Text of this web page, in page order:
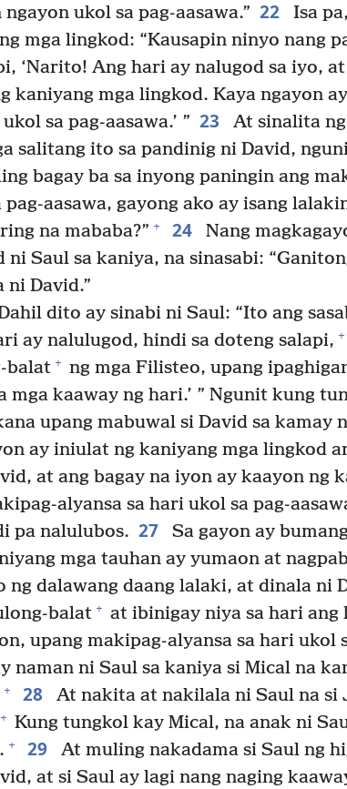
ngayon ukol sa pag-aasawa.” 22
Isa
mga lingkod: “Kausapin ninyo nang
‘Narito! Ang hari ay nalugod sa iyo,
kaniyang mga lingkod. Kaya ngayon
sa pag-aasawa.’ ” 23
At sinalita
salitang ito sa pandinig ni David,
bagay ba sa inyong paningin ang
pag-aasawa, gayong ako ay isang
na mababa?” + 24
Nang
ni Saul sa kaniya, na sinasabi:
ni David.”
dito ay sinabi ni Saul: “Ito ang
ay nalulugod, hindi sa doteng salapi, +
balat + ng mga Filisteo, upang
mga kaaway ng hari.’ ” Ngunit kung
upang mabuwal si David sa kamay
ay iniulat ng kaniyang mga lingkod
at ang bagay na iyon ay kaayon ng
alyansa sa hari ukol sa pag-
pa nalulubos. 27
Sa gayon ay
mga tauhan ay yumaon at
ng dalawang daang lalaki, at dinala ni
balat + at ibinigay niya sa hari ang
upang makipag-alyansa sa hari ukol
naman ni Saul sa kaniya si Mical na
+ 28
At nakita at nakilala ni Saul na si
+ Kung tungkol kay Mical, na anak ni
+ 29
At muling nakadama si Saul ng
at si Saul ay lagi nang naging